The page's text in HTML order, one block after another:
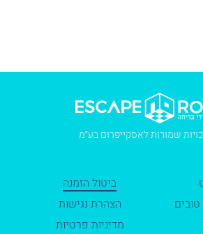
שמורות לאסקייפרום בע״מ
ביטול הזמנה
הצהרת נגישות
מדיניות פרטיות